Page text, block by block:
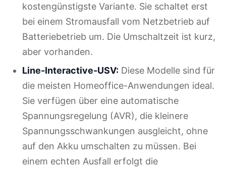
kostengünstigste Variante. Sie schaltet erst
bei einem Stromausfall vom Netzbetrieb auf
Batteriebetrieb um. Die Umschaltzeit ist kurz,
aber vorhanden.
Line-Interactive-USV: Diese Modelle sind für
die meisten Homeoffice-Anwendungen ideal.
Sie verfügen über eine automatische
Spannungsregelung (AVR), die kleinere
Spannungsschwankungen ausgleicht, ohne
auf den Akku umschalten zu müssen. Bei
einem echten Ausfall erfolgt die